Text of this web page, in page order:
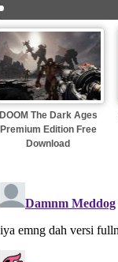
DOOM The Dark Ages
Premium Edition Free
Download